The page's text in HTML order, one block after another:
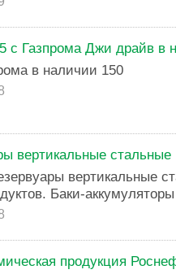
с Газпрома Джи драйв в
в наличии 150
вертикальные стальные
вертикальные
Баки-
продукция